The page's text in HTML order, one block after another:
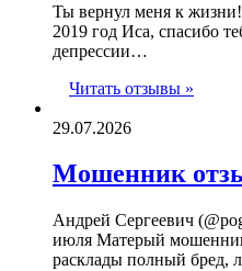
Ты вернул меня к
2019 год Иса, спасибо
депрессии…
Читать отзывы »
29.07.2026
Мошенник
Андрей Сергеевич
июля Матерый
расклады полный бред,